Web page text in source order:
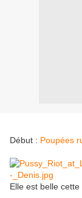
Début : Poupées
Elle est belle